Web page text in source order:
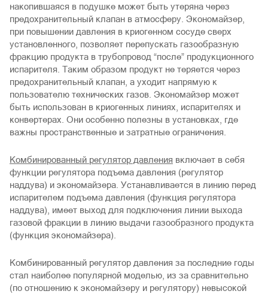
накопившаяся в подушке может быть утеряна через
предохранительный клапан в атмосферу. Экономайзер,
при повышении давления в криогенном сосуде сверх
установленного, позволяет перепускать газообразную
фракцию продукта в трубопровод “после” продукционного
испарителя. Таким образом продукт не теряется через
предохранительный клапан, а уходит напрямую к
пользователю технических газов. Экономайзер может
быть использован в криогенных линиях, испарителях и
конвертерах. Они особенно полезны в установках, где
важны пространственные и затратные ограничения.
Комбинированный регулятор давления включает в себя
функции регулятора подъема давления (регулятор
наддува) и экономайзера. Устанавливается в линию перед
испарителем подъема давления (функция регулятора
наддува), имеет выход для подключения линии выхода
газовой фракции в линию выдачи газообразного продукта
(функция экономайзера).
Комбинированный регулятор давления за последние годы
стал наиболее популярной моделью, из за сравнительно
(по отношению к экономайзеру и регулятору) невысокой